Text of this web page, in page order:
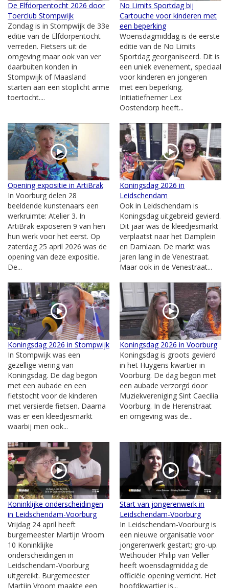
De Elfdorpentocht 2026 door
Toerclub Stompwijk
Zondag is in Stompwijk de 33e
editie van de Elfdorpentocht
verreden. Fietsers uit de
omgeving maar ook van ver
daarbuiten konden in
Stompwijk of Maasland
starten aan een stoplicht arme
toertocht....
No Limits Sportdag bij
Cartouche voor kinderen met
een beperking
Woensdagmiddag is de eerste
editie van de No Limits
Sportdag georganiseerd. Dit is
een uniek evenement, speciaal
voor kinderen en jongeren
met een beperking.
Initiatiefnemer Lex
Oostendorp heeft...
Opening expositie in ArtiBrak
In Voorburg delen 28
beeldende kunstenaars een
werkruimte: Atelier 3. In
ArtiBrak exposeren 9 van hen
hun werk voor het eerst. Op
zaterdag 25 april 2026 was de
opening van deze expositie.
De...
Koningsdag 2026 in
Leidschendam
Ook in Leidschendam is
Koningsdag uitgebreid gevierd.
Dit jaar was de kleedjesmarkt
verplaatst naar het Damplein
en Damlaan. De markt was
jaren lang in de Venestraat.
Maar ook in de Venestraat...
Koningsdag 2026 in Stompwijk
In Stompwijk was een
gezellige viering van
Koningsdag. De dag begon
met een aubade en een
fietstocht voor de kinderen
met versierde fietsen. Daarna
was er een kleedjesmarkt
waarbij men ook...
Koningsdag 2026 in Voorburg
Koningsdag is groots gevierd
in het Huygens kwartier in
Voorburg. De dag begon met
een aubade verzorgd door
Muziekvereniging Sint Caecilia
Voorburg. In de Herenstraat
en omgeving was de...
Koninklijke onderscheidingen
in Leidschendam-Voorburg
Vrijdag 24 april heeft
burgemeester Martijn Vroom
10 Koninklijke
onderscheidingen in
Leidschendam-Voorburg
uitgereikt. Burgemeester
Martijn Vroom maakte een
Start van jongerenwerk in
Leidschendam-Voorburg
In Leidschendam-Voorburg is
een nieuwe organisatie voor
jongerenwerk gestart; gro-up.
Wethouder Philip van Veller
heeft woensdagmiddag de
officiële opening verricht. Het
hoofdkwartier is...